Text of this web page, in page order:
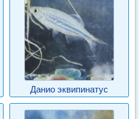
Данио эквипинатус